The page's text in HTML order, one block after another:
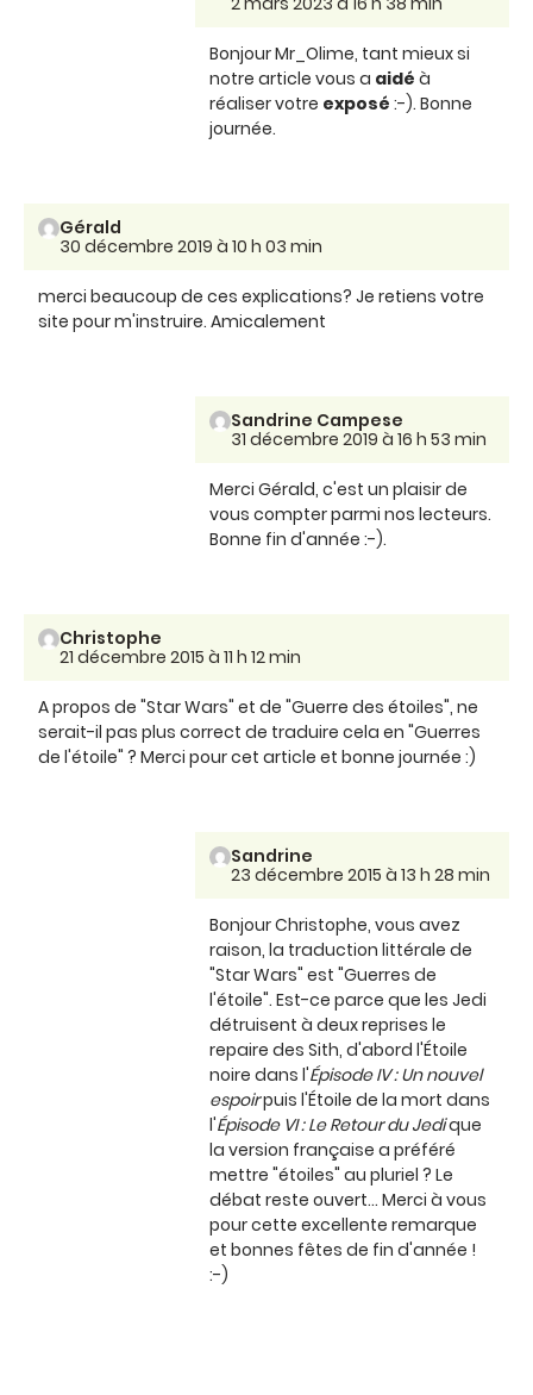
Bonjour Mr_Olime, tant mieux si
notre article vous a aidé à
réaliser votre exposé :-). Bonne
journée.
Gérald
30 décembre 2019 à 10 h 03 min
merci beaucoup de ces explications? Je retiens votre
site pour m'instruire. Amicalement
Sandrine Campese
31 décembre 2019 à 16 h 53 min
Merci Gérald, c'est un plaisir de
vous compter parmi nos lecteurs.
Bonne fin d'année :-).
Christophe
21 décembre 2015 à 11 h 12 min
A propos de "Star Wars" et de "Guerre des étoiles", ne
serait-il pas plus correct de traduire cela en "Guerres
de l'étoile" ? Merci pour cet article et bonne journée :)
Sandrine
23 décembre 2015 à 13 h 28 min
Bonjour Christophe, vous avez
raison, la traduction littérale de
"Star Wars" est "Guerres de
l'étoile". Est-ce parce que les Jedi
détruisent à deux reprises le
repaire des Sith, d'abord l'Étoile
noire dans l'Épisode IV : Un nouvel
espoirpuis l'Étoile de la mort dans
l'Épisode VI : Le Retour du Jedique
la version française a préféré
mettre "étoiles" au pluriel ? Le
débat reste ouvert... Merci à vous
pour cette excellente remarque
et bonnes fêtes de fin d'année !
:-)